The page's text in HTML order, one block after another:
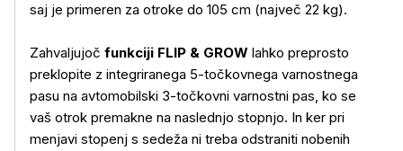
saj je primeren za otroke do 105 cm (največ 22 kg).
Zahvaljujoč funkciji FLIP & GROW lahko preprosto
preklopite z integriranega 5-točkovnega varnostnega
pasu na avtomobilski 3-točkovni varnostni pas, ko se
vaš otrok premakne na naslednjo stopnjo. In ker pri
menjavi stopenj s sedeža ni treba odstraniti nobenih